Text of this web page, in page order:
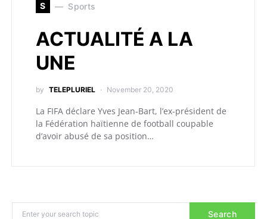
S Sports
ACTUALITÉ A LA
UNE
by TELEPLURIEL November 20, 2020
La FIFA déclare Yves Jean-Bart, l’ex-président de
la Fédération haïtienne de football coupable
d’avoir abusé de sa position…
Search